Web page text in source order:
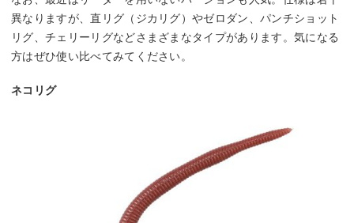
異なりますが、直リグ（ジカリグ）やゼロダン、パンチショット
リグ、チェリーリグなどさまざまなタイプがあります。気になる
方はぜひ使い比べてみてください。
ネコリグ